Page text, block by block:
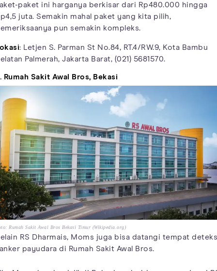
paket ini harganya berkisar dari Rp480.000 hingga
juta. Semakin mahal paket yang kita pilih,
pun semakin kompleks.
: Letjen S. Parman St No.84, RT.4/RW.9, Kota Bambu
Palmerah, Jakarta Barat, (021) 5681570.
Rumah Sakit Awal Bros, Bekasi
Rumah Sakit Awal Bros Bekasi Timur (Wikipedia.org)
RS Dharmais, Moms juga bisa datangi tempat
payudara di Rumah Sakit Awal Bros.